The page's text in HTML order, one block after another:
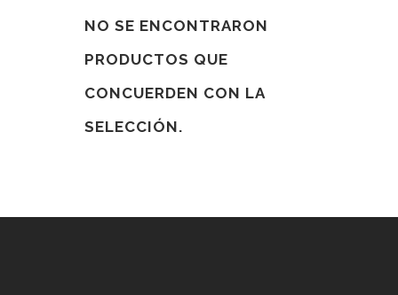
NO SE ENCONTRARON
PRODUCTOS QUE
CONCUERDEN CON LA
SELECCIÓN.